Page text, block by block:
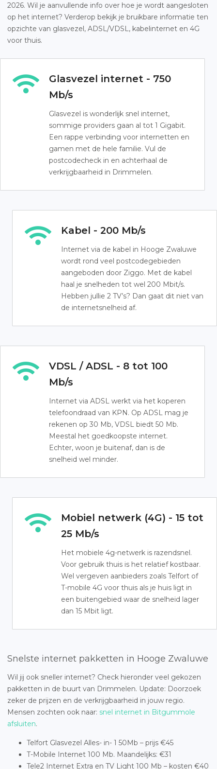
2026. Wil je aanvullende info over hoe je wordt aangesloten
op het internet? Verderop bekijk je bruikbare informatie ten
opzichte van glasvezel, ADSL/VDSL, kabelinternet en 4G
voor thuis.
Glasvezel internet - 750
Mb/s
Glasvezel is wonderlijk snel internet,
sommige providers gaan al tot 1 Gigabit.
Een rappe verbinding voor internetten en
gamen met de hele familie. Vul de
postcodecheck in en achterhaal de
verkrijgbaarheid in Drimmelen.
Kabel - 200 Mb/s
Internet via de kabel in Hooge Zwaluwe
wordt rond veel postcodegebieden
aangeboden door Ziggo. Met de kabel
haal je snelheden tot wel 200 Mbit/s.
Hebben jullie 2 TV’s? Dan gaat dit niet van
de internetsnelheid af.
VDSL / ADSL - 8 tot 100
Mb/s
Internet via ADSL werkt via het koperen
telefoondraad van KPN. Op ADSL mag je
rekenen op 30 Mb, VDSL biedt 50 Mb.
Meestal het goedkoopste internet.
Echter, woon je buitenaf, dan is de
snelheid wel minder.
Mobiel netwerk (4G) - 15 tot
25 Mb/s
Het mobiele 4g-netwerk is razendsnel.
Voor gebruik thuis is het relatief kostbaar.
Wel vergeven aanbieders zoals Telfort of
T-mobile 4G voor thuis als je huis ligt in
een buitengebied waar de snelheid lager
dan 15 Mbit ligt.
Snelste internet pakketten in Hooge Zwaluwe
Wil jij ook sneller internet? Check hieronder veel gekozen
pakketten in de buurt van Drimmelen. Update: Doorzoek
zeker de prijzen en de verkrijgbaarheid in jouw regio.
Mensen zochten ook naar: snel internet in Bitgummole
afsluiten.
Telfort Glasvezel Alles- in- 1 50Mb – prijs €45
T-Mobile Internet 100 Mb. Maandelijks: €31
Tele2 Internet Extra en TV Light 100 Mb – kosten €40